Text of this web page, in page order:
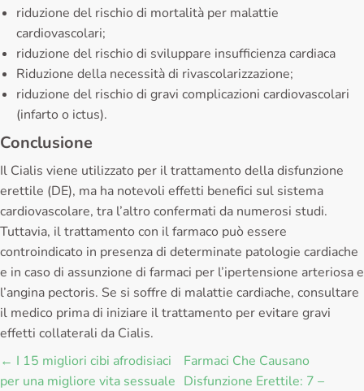
riduzione del rischio di mortalità per malattie
cardiovascolari;
riduzione del rischio di sviluppare insufficienza cardiaca
Riduzione della necessità di rivascolarizzazione;
riduzione del rischio di gravi complicazioni cardiovascolari
(infarto o ictus).
Conclusione
Il Cialis viene utilizzato per il trattamento della disfunzione
erettile (DE), ma ha notevoli effetti benefici sul sistema
cardiovascolare, tra l’altro confermati da numerosi studi.
Tuttavia, il trattamento con il farmaco può essere
controindicato in presenza di determinate patologie cardiache
e in caso di assunzione di farmaci per l’ipertensione arteriosa e
l’angina pectoris. Se si soffre di malattie cardiache, consultare
il medico prima di iniziare il trattamento per evitare gravi
effetti collaterali da Cialis.
← I 15 migliori cibi afrodisiaci
per una migliore vita sessuale
Farmaci Che Causano
Disfunzione Erettile: 7 –